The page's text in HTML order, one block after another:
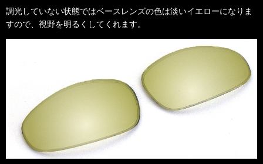
調光していない状態ではベースレンズの色は淡いイエローになりま
すので、視野を明るくしてくれます。